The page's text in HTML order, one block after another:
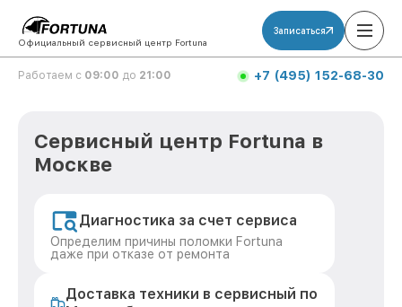
Официальный сервисный центр Fortuna
Записаться
Работаем с 09:00 до 21:00 +7 (495) 152-68-30
Сервисный центр Fortuna в
Москве
Диагностика за счет сервиса
Определим причины поломки Fortuna
даже при отказе от ремонта
Доставка техники в сервисный по